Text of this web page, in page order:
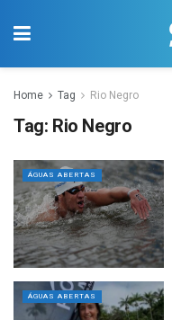
Home Tag Rio Negro
Tag: Rio Negro
ÁGUAS ABERTAS
ÁGUAS ABERTAS